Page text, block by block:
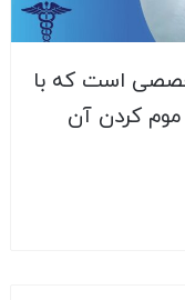
است که با
کردن آن